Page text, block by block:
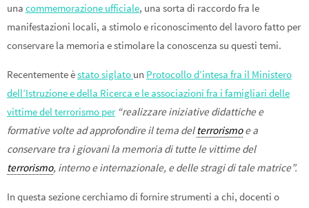
una commemorazione ufficiale, una sorta di raccordo fra le
manifestazioni locali, a stimolo e riconoscimento del lavoro fatto per
conservare la memoria e stimolare la conoscenza su questi temi.
Recentemente èstato siglato un Protocollo d’intesa fra il Ministero
dell’Istruzione e della Ricerca e le associazioni fra i famigliari delle
vittime del terrorismo per “realizzare iniziative didattiche e
formative volte ad approfondire il tema del terrorismoe a
conservare tra i giovani la memoria di tutte le vittime del
terrorismo, interno e internazionale, e delle stragi di tale matrice”.
In questa sezione cerchiamo di fornire strumenti a chi, docenti o